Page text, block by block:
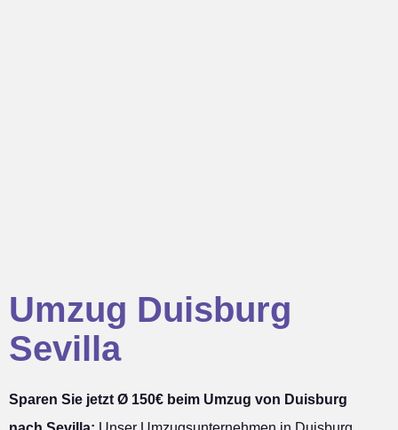
Umzug Duisburg
Sevilla
Sparen Sie jetzt Ø 150€ beim Umzug von Duisburg